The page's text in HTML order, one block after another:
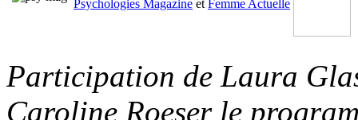
Psychologies Magazine et Femme Actuelle
Participation de Laura
Caroline Roeser le